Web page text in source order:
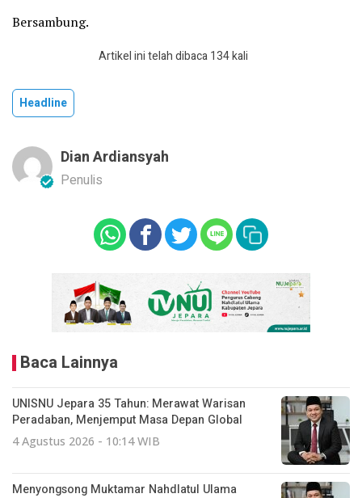
Bersambung.
Artikel ini telah dibaca 134 kali
Headline
Dian Ardiansyah
Penulis
Baca Lainnya
UNISNU Jepara 35 Tahun: Merawat Warisan
Peradaban, Menjemput Masa Depan Global
4 Agustus 2026 - 10:14 WIB
Menyongsong Muktamar Nahdlatul Ulama